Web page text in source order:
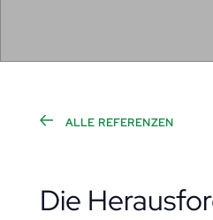
ALLE REFERENZEN
Die